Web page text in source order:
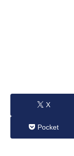
X
Pocket